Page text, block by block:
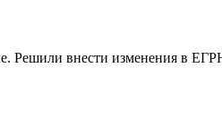
Решили внести изменения в